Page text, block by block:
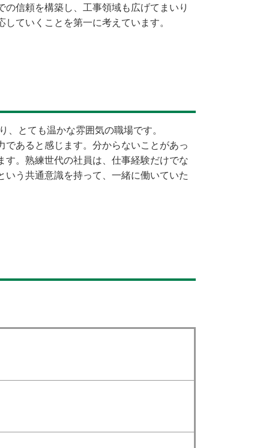
信頼を構築し、工事領域も広げてまいり
ていくことを第一に考えています。
とても温かな雰囲気の職場です。
あると感じます。分からないことがあっ
。熟練世代の社員は、仕事経験だけでな
う共通意識を持って、一緒に働いていた